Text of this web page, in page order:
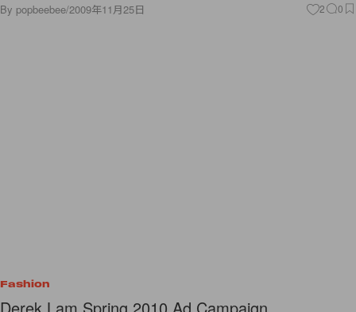
By popbeebee/2009年11月25日 2 0
Fashion